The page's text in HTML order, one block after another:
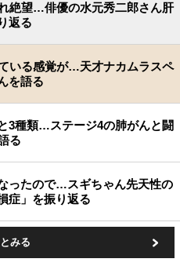
絶望…俳優の水元秀二郎さん肝
返る
いる感覚が…天才ナカムラスペ
を語る
3種類…ステージ4の肺がんと闘
る
ったので…スギちゃん先天性の
症」を振り返る
みる